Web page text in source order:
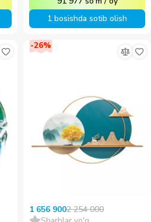
1 bosishda sotib olish
-26%
1 656 9002 254 000